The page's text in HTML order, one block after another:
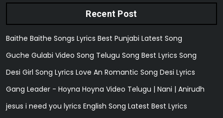
Recent Post
Baithe Baithe Songs Lyrics Best Punjabi Latest Song
Guche Gulabi Video Song Telugu Song Best Lyrics Song
Desi Girl Song Lyrics Love An Romantic Song Desi Lyrics
Gang Leader - Hoyna Hoyna Video Telugu | Nani | Anirudh
jesus i need you lyrics English Song Latest Best Lyrics